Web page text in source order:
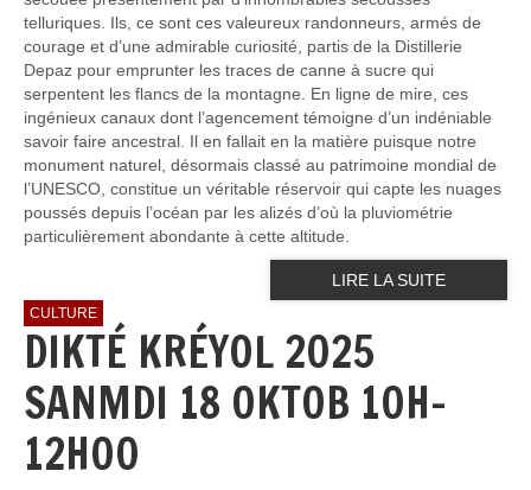
telluriques. Ils, ce sont ces valeureux randonneurs, armés de
courage et d’une admirable curiosité, partis de la Distillerie
Depaz pour emprunter les traces de canne à sucre qui
serpentent les flancs de la montagne. En ligne de mire, ces
ingénieux canaux dont l’agencement témoigne d’un indéniable
savoir faire ancestral. Il en fallait en la matière puisque notre
monument naturel, désormais classé au patrimoine mondial de
l’UNESCO, constitue un véritable réservoir qui capte les nuages
poussés depuis l’océan par les alizés d’où la pluviométrie
particulièrement abondante à cette altitude.
LIRE LA SUITE
CULTURE
DIKTÉ KRÉYOL 2025
SANMDI 18 OKTOB 10H-
12H00